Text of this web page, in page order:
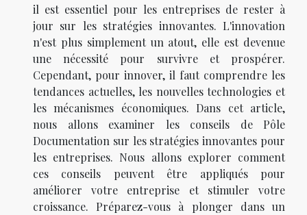
il est essentiel pour les entreprises de rester à
jour sur les stratégies innovantes. L'innovation
n'est plus simplement un atout, elle est devenue
une nécessité pour survivre et prospérer.
Cependant, pour innover, il faut comprendre les
tendances actuelles, les nouvelles technologies et
les mécanismes économiques. Dans cet article,
nous allons examiner les conseils de Pôle
Documentation sur les stratégies innovantes pour
les entreprises. Nous allons explorer comment
ces conseils peuvent être appliqués pour
améliorer votre entreprise et stimuler votre
croissance. Préparez-vous à plonger dans un